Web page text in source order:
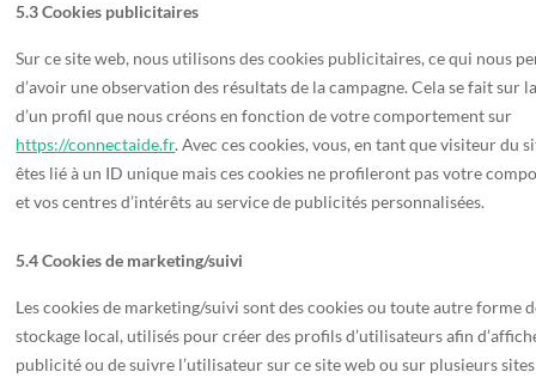
5.3 Cookies publicitaires
Sur ce site web, nous utilisons des cookies publicitaires, ce qui nous
d’avoir une observation des résultats de la campagne. Cela se fait sur
d’un profil que nous créons en fonction de votre comportement sur
https://connectaide.fr. Avec ces cookies, vous, en tant que visiteur du
êtes lié à un ID unique mais ces cookies ne profileront pas votre
et vos centres d’intérêts au service de publicités personnalisées.
5.4 Cookies de marketing/suivi
Les cookies de marketing/suivi sont des cookies ou toute autre forme
stockage local, utilisés pour créer des profils d’utilisateurs afin
publicité ou de suivre l’utilisateur sur ce site web ou sur plusieurs